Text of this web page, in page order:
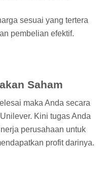
sesuai yang tertera
pembelian efektif.
Saham
maka Anda secara
Kini tugas Anda
perusahaan untuk
profit darinya.